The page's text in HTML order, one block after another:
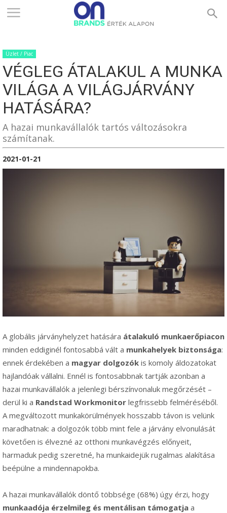
ONBRANDS
–
ÉRTÉK
ALAPON
Üzlet / Piac
VÉGLEG ÁTALAKUL A MUNKA
VILÁGA A VILÁGJÁRVÁNY
HATÁSÁRA?
A hazai munkavállalók tartós változásokra
számítanak.
2021-01-21
A globális járványhelyzet hatására átalakuló munkaerőpiacon
minden eddiginél fontosabbá vált a munkahelyek biztonsága:
ennek érdekében a magyar dolgozók is komoly áldozatokat
hajlandóak vállalni. Ennél is fontosabbnak tartják azonban a
hazai munkavállalók a jelenlegi bérszínvonaluk megőrzését –
derül ki a Randstad Workmonitor legfrissebb felméréséből.
A megváltozott munkakörülmények hosszabb távon is velünk
maradhatnak: a dolgozók több mint fele a járvány elvonulását
követően is élvezné az otthoni munkavégzés előnyeit,
harmaduk pedig szeretné, ha munkaidejük rugalmas alakítása
beépülne a mindennapokba.
A hazai munkavállalók döntő többsége (68%) úgy érzi, hogy
munkaadója érzelmileg és mentálisan támogatja a